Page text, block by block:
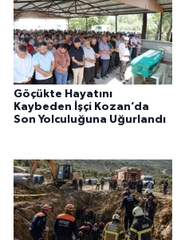
Göçükte Hayatını
Kaybeden İşçi Kozan’da
Son Yolculuğuna Uğurlandı